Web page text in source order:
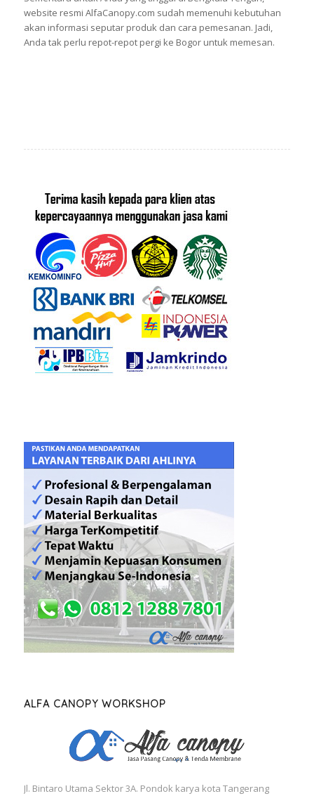
website resmi AlfaCanopy.com sudah memenuhi kebutuhan
akan informasi seputar produk dan cara pemesanan. Jadi,
Anda tak perlu repot-repot pergi ke Bogor untuk memesan.
ALFA CANOPY WORKSHOP
Jl. Bintaro Utama Sektor 3A. Pondok karya kota Tangerang